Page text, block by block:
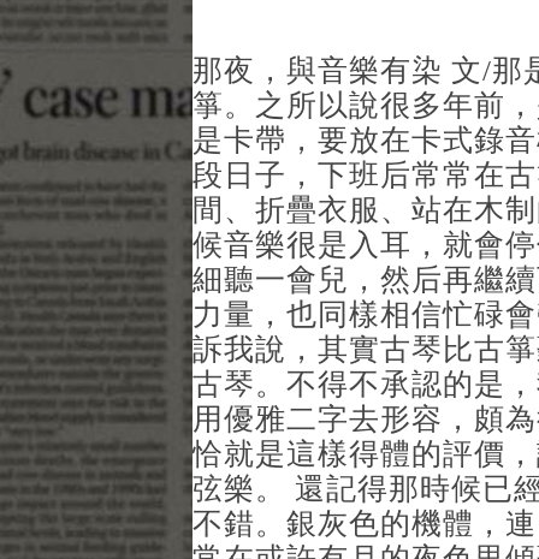
那夜，與音樂有染 文/那
箏。之所以說很多年前
是卡帶，要放在卡式錄
段日子，下班后常常在
間、折疊衣服、站在木
候音樂很是入耳，就會
細聽一會兒，然后再繼
力量，也同樣相信忙碌
訴我說，其實古琴比古
古琴。不得不承認的是
用優雅二字去形容，頗
恰就是這樣得體的評價
弦樂。 還記得那時候已
不錯。銀灰色的機體，